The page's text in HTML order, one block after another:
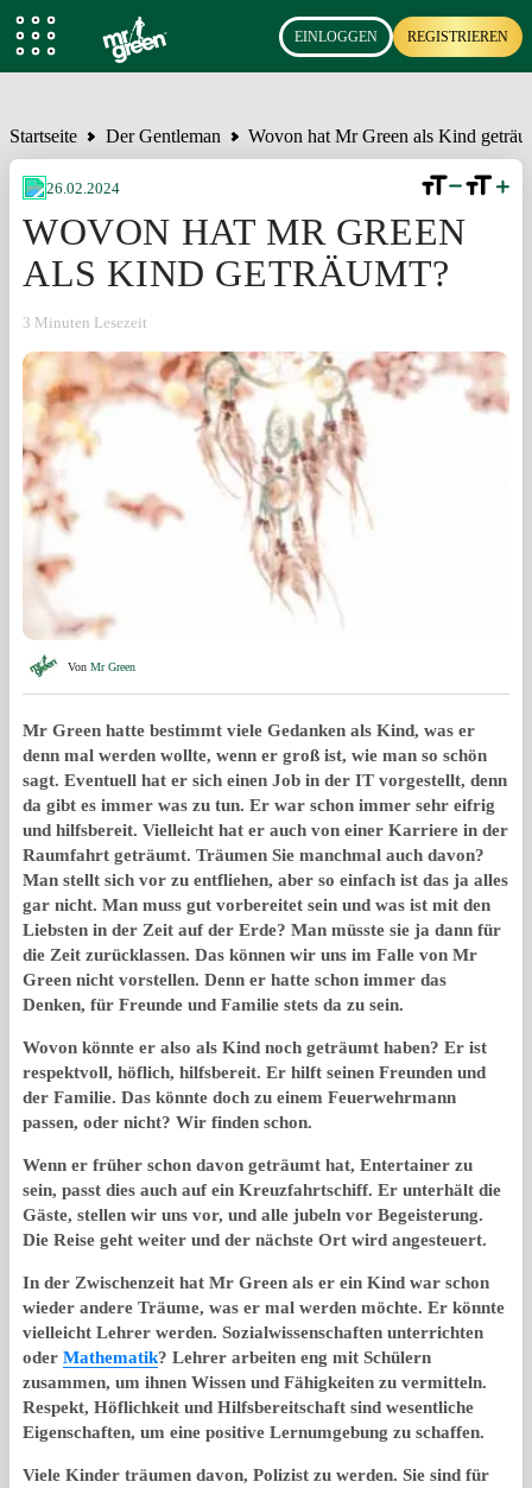
EINLOGGEN REGISTRIEREN
Startseite Der Gentleman Wovon hat Mr Green als Kind
WOVON HAT MR GREEN
ALS KIND GETRÄUMT?
26.02.2024
3 Minuten Lesezeit
Von Mr Green
Mr Green hatte bestimmt viele Gedanken als Kind, was er
denn mal werden wollte, wenn er groß ist, wie man so schön
sagt. Eventuell hat er sich einen Job in der IT vorgestellt, denn
da gibt es immer was zu tun. Er war schon immer sehr eifrig
und hilfsbereit. Vielleicht hat er auch von einer Karriere in der
Raumfahrt geträumt. Träumen Sie manchmal auch davon?
Man stellt sich vor zu entfliehen, aber so einfach ist das ja alles
gar nicht. Man muss gut vorbereitet sein und was ist mit den
Liebsten in der Zeit auf der Erde? Man müsste sie ja dann für
die Zeit zurücklassen. Das können wir uns im Falle von Mr
Green nicht vorstellen. Denn er hatte schon immer das
Denken, für Freunde und Familie stets da zu sein.
Wovon könnte er also als Kind noch geträumt haben? Er ist
respektvoll, höflich, hilfsbereit. Er hilft seinen Freunden und
der Familie. Das könnte doch zu einem Feuerwehrmann
passen, oder nicht? Wir finden schon.
Wenn er früher schon davon geträumt hat, Entertainer zu
sein, passt dies auch auf ein Kreuzfahrtschiff. Er unterhält die
Gäste, stellen wir uns vor, und alle jubeln vor Begeisterung.
Die Reise geht weiter und der nächste Ort wird angesteuert.
In der Zwischenzeit hat Mr Green als er ein Kind war schon
wieder andere Träume, was er mal werden möchte. Er könnte
vielleicht Lehrer werden. Sozialwissenschaften unterrichten
oder Mathematik? Lehrer arbeiten eng mit Schülern
zusammen, um ihnen Wissen und Fähigkeiten zu vermitteln.
Respekt, Höflichkeit und Hilfsbereitschaft sind wesentliche
Eigenschaften, um eine positive Lernumgebung zu schaffen.
Viele Kinder träumen davon, Polizist zu werden. Sie sind für